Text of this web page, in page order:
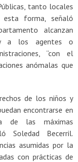
tanto locales
forma, señaló
alcanzan
a los agentes o
“con el
anómalas que
de los niños y
encontrarse en
de las máximas
Soledad Becerril.
asumidas por la
con prácticas de